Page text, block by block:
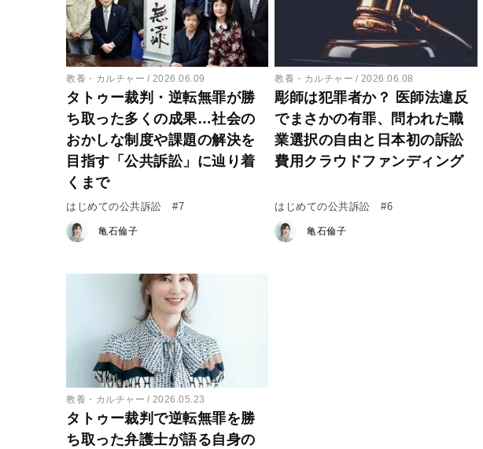
教養・カルチャー 2026.06.09
タトゥー裁判・逆転無罪が勝
ち取った多くの成果…社会の
おかしな制度や課題の解決を
目指す「公共訴訟」に辿り着
くまで
はじめての公共訴訟 #7
亀石倫子
教養・カルチャー 2026.06.08
彫師は犯罪者か？ 医師法違反
でまさかの有罪、問われた職
業選択の自由と日本初の訴訟
費用クラウドファンディング
はじめての公共訴訟 #6
亀石倫子
教養・カルチャー 2026.05.23
タトゥー裁判で逆転無罪を勝
ち取った弁護士が語る自身の